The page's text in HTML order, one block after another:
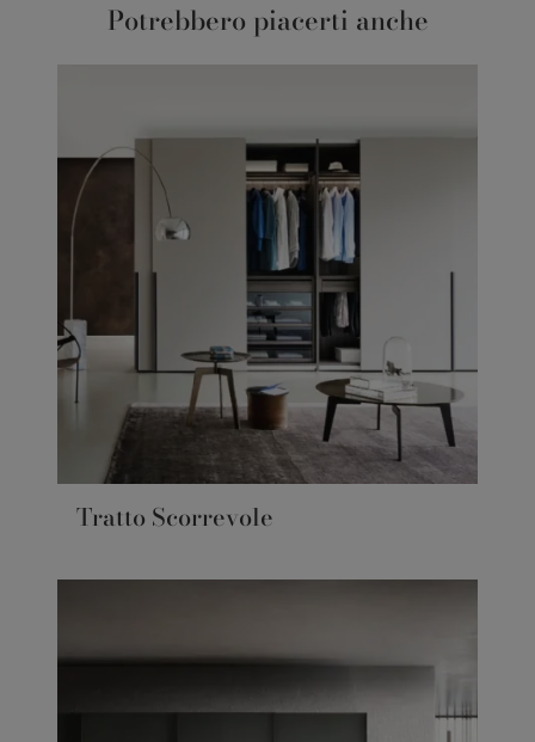
Potrebbero piacerti anche
Tratto Scorrevole